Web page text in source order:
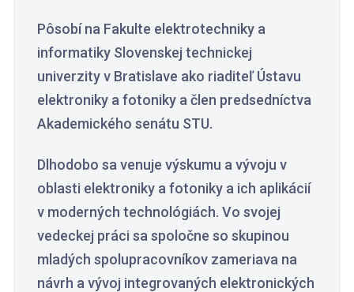
Pôsobí na Fakulte elektrotechniky a
informatiky Slovenskej technickej
univerzity v Bratislave ako riaditeľ Ústavu
elektroniky a fotoniky a člen predsedníctva
Akademického senátu STU.
Dlhodobo sa venuje výskumu a vývoju v
oblasti elektroniky a fotoniky a ich aplikácií
v moderných technológiách. Vo svojej
vedeckej práci sa spoločne so skupinou
mladých spolupracovníkov zameriava na
návrh a vývoj integrovaných elektronických